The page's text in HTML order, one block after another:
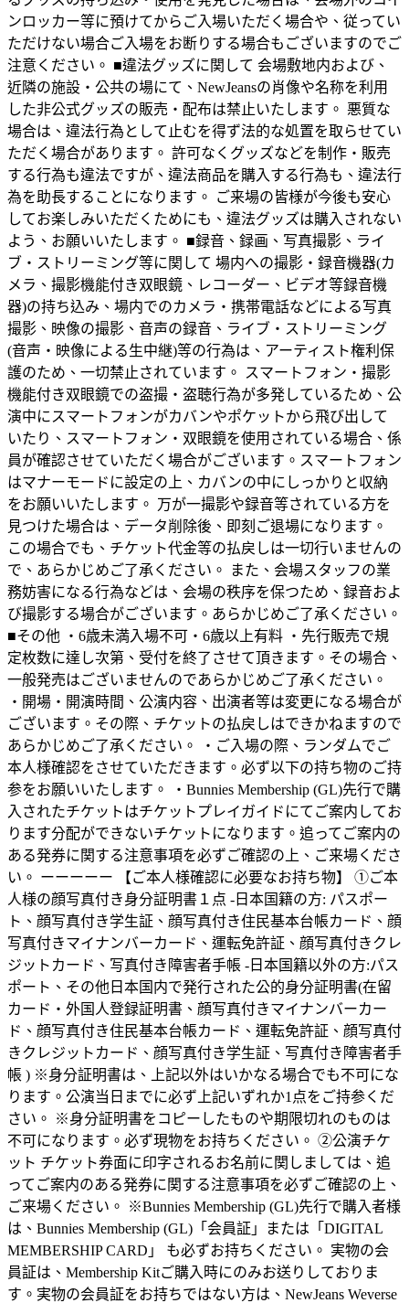
ンロッカー等に預けてからご入場いただく場合や、従ってい
ただけない場合ご入場をお断りする場合もございますのでご
注意ください。 ■違法グッズに関して 会場敷地内および、
近隣の施設・公共の場にて、NewJeansの肖像や名称を利用
した非公式グッズの販売・配布は禁止いたします。 悪質な
場合は、違法行為として止むを得ず法的な処置を取らせてい
ただく場合があります。 許可なくグッズなどを制作・販売
する行為も違法ですが、違法商品を購入する行為も、違法行
為を助長することになります。 ご来場の皆様が今後も安心
してお楽しみいただくためにも、違法グッズは購入されない
よう、お願いいたします。 ■録音、録画、写真撮影、ライ
ブ・ストリーミング等に関して 場内への撮影・録音機器(カ
メラ、撮影機能付き双眼鏡、レコーダー、ビデオ等録音機
器)の持ち込み、場内でのカメラ・携帯電話などによる写真
撮影、映像の撮影、音声の録音、ライブ・ストリーミング
(音声・映像による生中継)等の行為は、アーティスト権利保
護のため、一切禁止されています。 スマートフォン・撮影
機能付き双眼鏡での盗撮・盗聴行為が多発しているため、公
演中にスマートフォンがカバンやポケットから飛び出して
いたり、スマートフォン・双眼鏡を使用されている場合、係
員が確認させていただく場合がございます。スマートフォン
はマナーモードに設定の上、カバンの中にしっかりと収納
をお願いいたします。 万が一撮影や録音等されている方を
見つけた場合は、データ削除後、即刻ご退場になります。
この場合でも、チケット代金等の払戻しは一切行いませんの
で、あらかじめご了承ください。 また、会場スタッフの業
務妨害になる行為などは、会場の秩序を保つため、録音およ
び撮影する場合がございます。あらかじめご了承ください。
■その他 ・6歳未満入場不可・6歳以上有料 ・先行販売で規
定枚数に達し次第、受付を終了させて頂きます。その場合、
一般発売はございませんのであらかじめご了承ください。
・開場・開演時間、公演内容、出演者等は変更になる場合が
ございます。その際、チケットの払戻しはできかねますので
あらかじめご了承ください。 ・ご入場の際、ランダムでご
本人様確認をさせていただきます。必ず以下の持ち物のご持
参をお願いいたします。 ・Bunnies Membership (GL)先行で購
入されたチケットはチケットプレイガイドにてご案内してお
ります分配ができないチケットになります。追ってご案内の
ある発券に関する注意事項を必ずご確認の上、ご来場くださ
い。 ーーーーー 【ご本人様確認に必要なお持ち物】 ①ご本
人様の顔写真付き身分証明書１点 -日本国籍の方: パスポー
ト、顔写真付き学生証、顔写真付き住民基本台帳カード、顔
写真付きマイナンバーカード、運転免許証、顔写真付きクレ
ジットカード、写真付き障害者手帳 -日本国籍以外の方:パス
ポート、その他日本国内で発行された公的身分証明書(在留
カード・外国人登録証明書、顔写真付きマイナンバーカー
ド、顔写真付き住民基本台帳カード、運転免許証、顔写真付
きクレジットカード、顔写真付き学生証、写真付き障害者手
帳 ) ※身分証明書は、上記以外はいかなる場合でも不可にな
ります。公演当日までに必ず上記いずれか1点をご持参くだ
さい。 ※身分証明書をコピーしたものや期限切れのものは
不可になります。必ず現物をお持ちください。 ②公演チケ
ット チケット券面に印字されるお名前に関しましては、追
ってご案内のある発券に関する注意事項を必ずご確認の上、
ご来場ください。 ※Bunnies Membership (GL)先行で購入者様
は、Bunnies Membership (GL)「会員証」または「DIGITAL
MEMBERSHIP CARD」 も必ずお持ちください。 実物の会
員証は、Membership Kitご購入時にのみお送りしておりま
す。実物の会員証をお持ちではない方は、NewJeans Weverse